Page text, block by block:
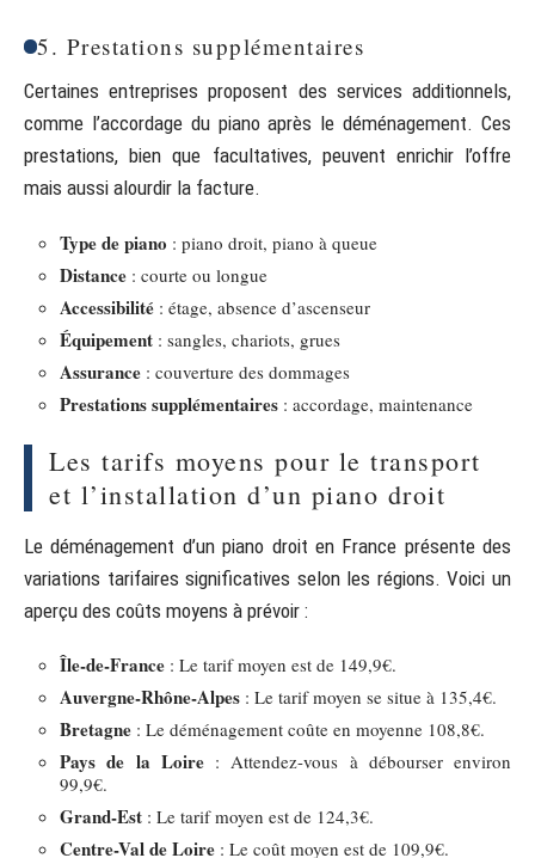
5. Prestations supplémentaires
Certaines entreprises proposent des services additionnels,
comme l’accordage du piano après le déménagement. Ces
prestations, bien que facultatives, peuvent enrichir l’offre
mais aussi alourdir la facture.
Type de piano : piano droit, piano à queue
Distance : courte ou longue
Accessibilité : étage, absence d’ascenseur
Équipement : sangles, chariots, grues
Assurance : couverture des dommages
Prestations supplémentaires : accordage, maintenance
Les tarifs moyens pour le transport
et l’installation d’un piano droit
Le déménagement d’un piano droit en France présente des
variations tarifaires significatives selon les régions. Voici un
aperçu des coûts moyens à prévoir :
Île-de-France : Le tarif moyen est de 149,9€.
Auvergne-Rhône-Alpes : Le tarif moyen se situe à 135,4€.
Bretagne : Le déménagement coûte en moyenne 108,8€.
Pays de la Loire: Attendez-vous à débourser environ
99,9€.
Grand-Est : Le tarif moyen est de 124,3€.
Centre-Val de Loire : Le coût moyen est de 109,9€.